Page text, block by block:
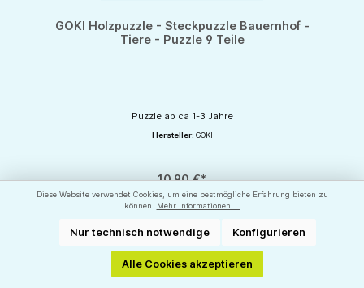
GOKI Holzpuzzle - Steckpuzzle Bauernhof -
Tiere - Puzzle 9 Teile
Puzzle ab ca 1-3 Jahre
Hersteller: GOKI
10,90 €*
Produkt Anzahl: Gib den gewünschten Wert ein oder benutze die Schaltflächen um
Diese Website verwendet Cookies, um eine bestmögliche Erfahrung bieten zu
können.
Mehr Informationen ...
Nur technisch notwendige Konfigurieren
Alle Cookies akzeptieren